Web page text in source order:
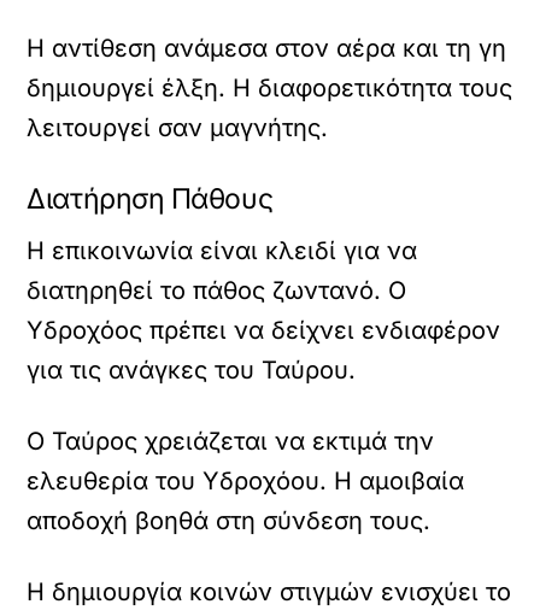
Η αντίθεση ανάμεσα στον αέρα και τη γη
δημιουργεί έλξη. Η διαφορετικότητα τους
λειτουργεί σαν μαγνήτης.
Διατήρηση Πάθους
Η επικοινωνία είναι κλειδί για να
διατηρηθεί το πάθος ζωντανό. Ο
Υδροχόος πρέπει να δείχνει ενδιαφέρον
για τις ανάγκες του Ταύρου.
Ο Ταύρος χρειάζεται να εκτιμά την
ελευθερία του Υδροχόου. Η αμοιβαία
αποδοχή βοηθά στη σύνδεση τους.
Η δημιουργία κοινών στιγμών ενισχύει το